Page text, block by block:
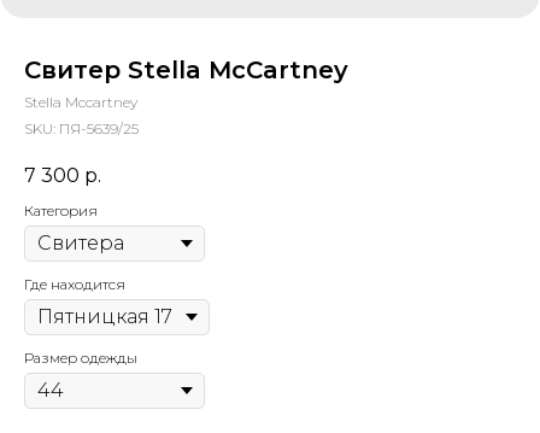
Свитер Stella McCartney
Stella Mccartney
SKU: ПЯ-5639/25
7 300 р.
Категория
Где находится
Размер одежды